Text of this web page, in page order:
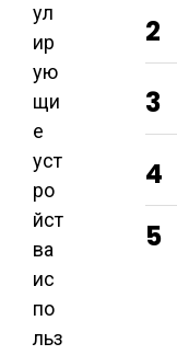
ул
ир
ую
щи
е
уст
ро
йст
ва
ис
по
льз